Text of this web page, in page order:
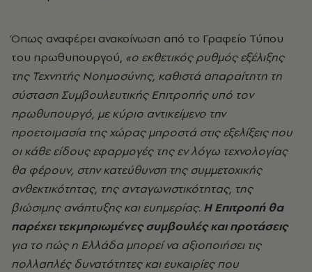
Όπως αναφέρει ανακοίνωση από το Γραφείο Τύπου
του πρωθυπουργού, «ο εκθετικός ρυθμός εξέλιξης
της Τεχνητής Νοημοσύνης, καθιστά απαραίτητη τη
σύσταση Συμβουλευτικής Επιτροπής υπό τον
πρωθυπουργό, με κύριο αντικείμενο την
προετοιμασία της χώρας μπροστά στις εξελίξεις που
οι κάθε είδους εφαρμογές της εν λόγω τεχνολογίας
θα φέρουν, στην κατεύθυνση της συμμετοχικής
ανθεκτικότητας, της ανταγωνιστικότητας, της
βιώσιμης ανάπτυξης και ευημερίας. Η Επιτροπή θα
παρέχει τεκμηριωμένες συμβουλές και προτάσεις
για το πώς η Ελλάδα μπορεί να αξιοποιήσει τις
πολλαπλές δυνατότητες και ευκαιρίες που